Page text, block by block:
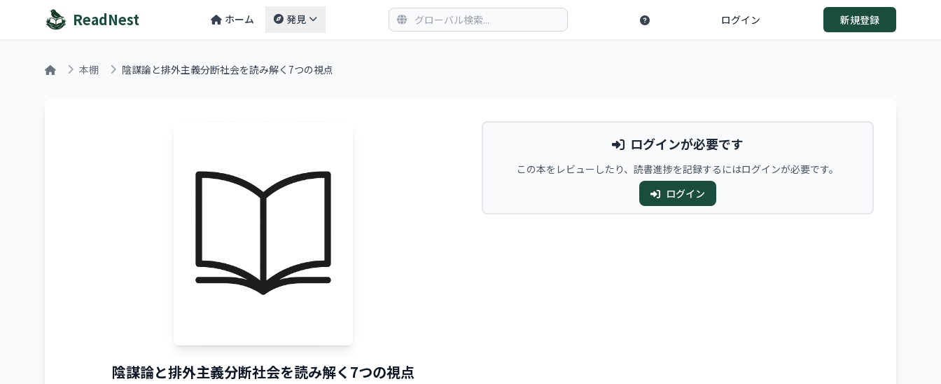
ReadNest ホーム 発見 ログイン 新規登録
本棚 陰謀論と排外主義分断社会を読み解く7つの視点
陰謀論と排外主義分断社会を読み解く7つの視点
ログインが必要です
この本をレビューしたり、読書進捗を記録するにはログインが必要です。
ログイン